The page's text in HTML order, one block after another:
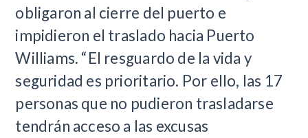
obligaron al cierre del puerto e
impidieron el traslado hacia Puerto
Williams. “El resguardo de la vida y
seguridad es prioritario. Por ello, las 17
personas que no pudieron trasladarse
tendrán acceso a las excusas